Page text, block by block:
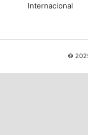
Internacional
©